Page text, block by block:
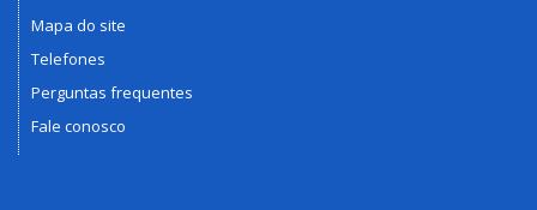
Mapa do site
Telefones
Perguntas frequentes
Fale conosco